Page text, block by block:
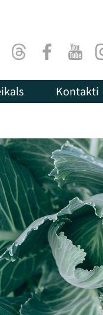
ThreadsFacebook
Kontakti